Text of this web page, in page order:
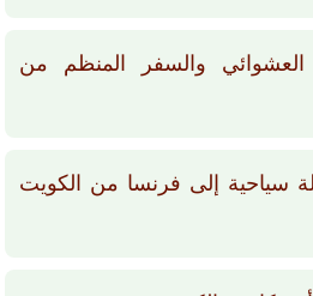
والسفر المنظم من
سياحية إلى فرنسا من الكويت